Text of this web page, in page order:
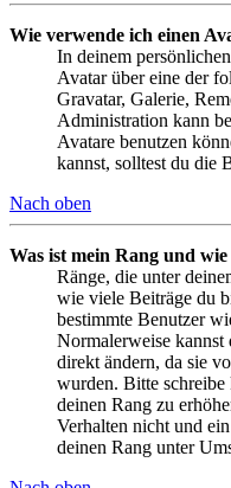
Wie verwende ich einen
In deinem
Avatar über eine der
Gravatar, Galerie,
Administration kann
Avatare benutzen
kannst, solltest du die
Nach oben
Was ist mein Rang und
Ränge, die unter
wie viele Beiträge du
bestimmte Benutzer
Normalerweise kannst
direkt ändern, da sie
wurden. Bitte
deinen Rang zu
Verhalten nicht und
deinen Rang unter